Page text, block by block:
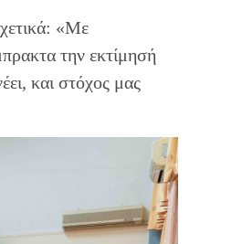
«Με
την εκτίμησή
και στόχος μας